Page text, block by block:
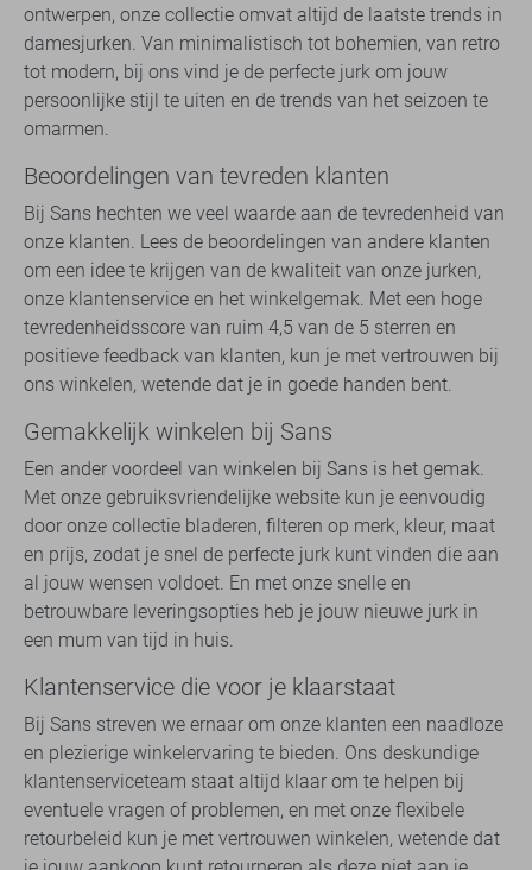
ontwerpen, onze collectie omvat altijd de laatste trends in
damesjurken. Van minimalistisch tot bohemien, van retro
tot modern, bij ons vind je de perfecte jurk om jouw
persoonlijke stijl te uiten en de trends van het seizoen te
omarmen.
Beoordelingen van tevreden klanten
Bij Sans hechten we veel waarde aan de tevredenheid van
onze klanten. Lees de beoordelingen van andere klanten
om een idee te krijgen van de kwaliteit van onze jurken,
onze klantenservice en het winkelgemak. Met een hoge
tevredenheidsscore van ruim 4,5 van de 5 sterren en
positieve feedback van klanten, kun je met vertrouwen bij
ons winkelen, wetende dat je in goede handen bent.
Gemakkelijk winkelen bij Sans
Een ander voordeel van winkelen bij Sans is het gemak.
Met onze gebruiksvriendelijke website kun je eenvoudig
door onze collectie bladeren, filteren op merk, kleur, maat
en prijs, zodat je snel de perfecte jurk kunt vinden die aan
al jouw wensen voldoet. En met onze snelle en
betrouwbare leveringsopties heb je jouw nieuwe jurk in
een mum van tijd in huis.
Klantenservice die voor je klaarstaat
Bij Sans streven we ernaar om onze klanten een naadloze
en plezierige winkelervaring te bieden. Ons deskundige
klantenserviceteam staat altijd klaar om te helpen bij
eventuele vragen of problemen, en met onze flexibele
retourbeleid kun je met vertrouwen winkelen, wetende dat